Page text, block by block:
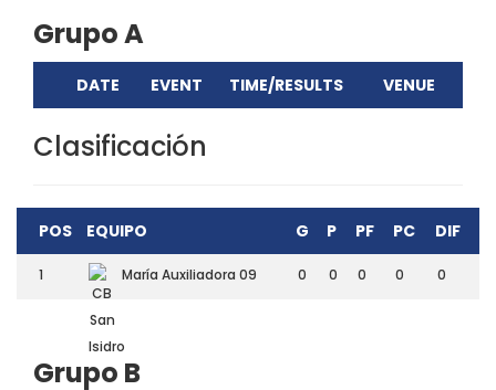
Grupo A
DATE EVENT TIME/RESULTS VENUE
Clasificación
POS EQUIPO G P PF PC DIF
1 María Auxiliadora 09 0 0 0 0 0
Grupo B